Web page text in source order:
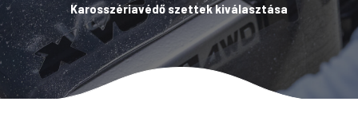
Karosszériavédő szettek kiválasztása